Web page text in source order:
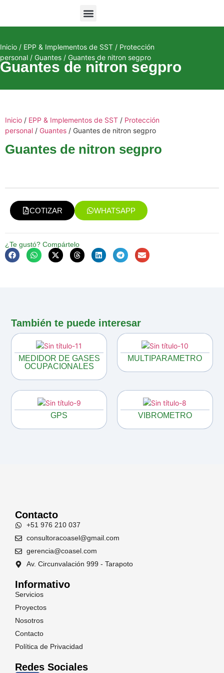
Inicio / EPP & Implementos de SST / Protección
personal / Guantes / Guantes de nitron segpro
Guantes de nitron segpro
Inicio / EPP & Implementos de SST / Protección
personal / Guantes / Guantes de nitron segpro
Guantes de nitron segpro
COTIZAR WHATSAPP
¿Te gustó? Compártelo
También te puede interesar
MEDIDOR DE GASES
OCUPACIONALES
MULTIPARAMETRO
GPS VIBROMETRO
Contacto
+51 976 210 037
consultoracoasel@gmail.com
gerencia@coasel.com
Av. Circunvalación 999 - Tarapoto
Informativo
Servicios
Proyectos
Nosotros
Contacto
Política de Privacidad
Redes Sociales